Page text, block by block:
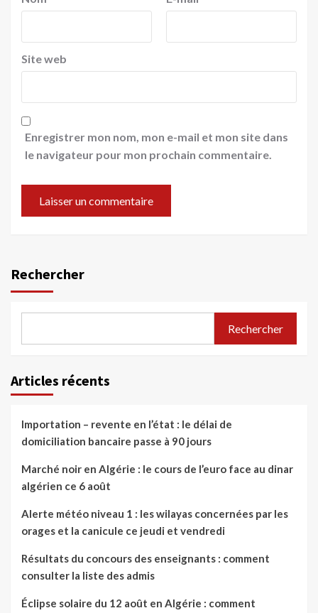
Site web
Enregistrer mon nom, mon e-mail et mon site dans
le navigateur pour mon prochain commentaire.
Rechercher
Rechercher
Articles récents
Importation – revente en l’état : le délai de
domiciliation bancaire passe à 90 jours
Marché noir en Algérie : le cours de l’euro face au dinar
algérien ce 6 août
Alerte météo niveau 1 : les wilayas concernées par les
orages et la canicule ce jeudi et vendredi
Résultats du concours des enseignants : comment
consulter la liste des admis
Éclipse solaire du 12 août en Algérie : comment